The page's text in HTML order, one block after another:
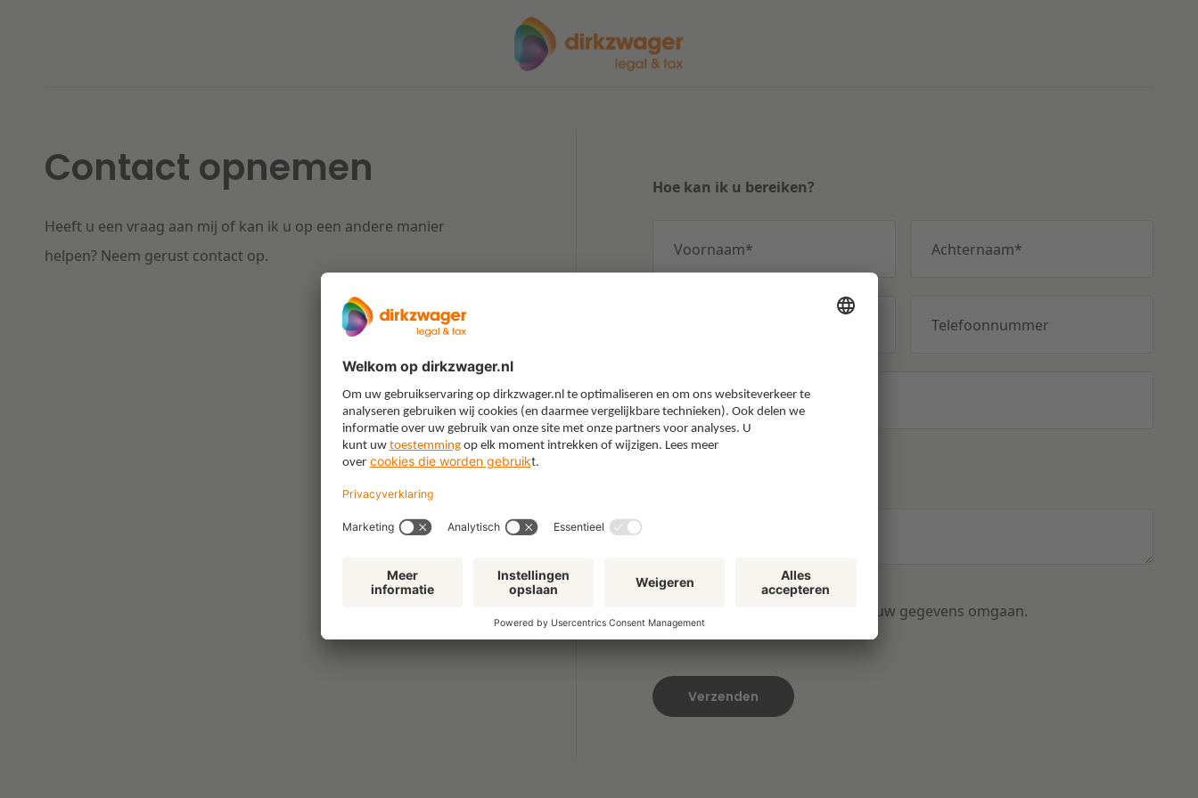
Contact opnemen
Heeft u een vraag aan mij of kan ik u op een andere manier
helpen? Neem gerust contact op.
Hoe kan ik u bereiken?
Voornaam* Achternaam*
Telefoonnummer
Emailadres*
om te lezen hoe we met uw gegevens omgaan.